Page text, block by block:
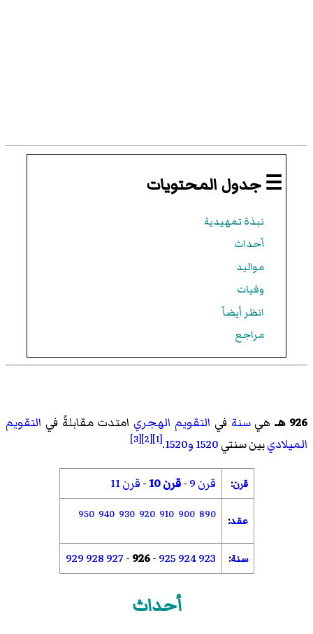
☰ جدول المحتويات
نبذة تمهيدية
أحداث
مواليد
وفيات
انظر أيضاً
مراجع
926 هـ هيسنة في التقويم الهجري امتدت مقابلةً في التقويم
الميلاديبين سنتي1520و1520 .
[1]
[2]
[3]
قرن: قرن 9 -قرن 10 -قرن 11
عقد:
890
900
910
920
930
940
950
سنة:
923
924
925
-
926
-
927
928
929
أحداث